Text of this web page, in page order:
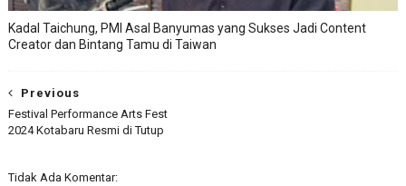
Kadal Taichung, PMI Asal Banyumas yang Sukses Jadi Content
Creator dan Bintang Tamu di Taiwan
Previous
Festival Performance Arts Fest
2024 Kotabaru Resmi di Tutup
Tidak Ada Komentar: